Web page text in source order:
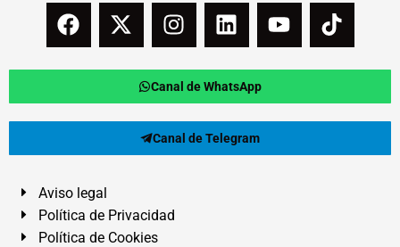
Canal de WhatsApp
Canal de Telegram
Aviso legal
Política de Privacidad
Política de Cookies